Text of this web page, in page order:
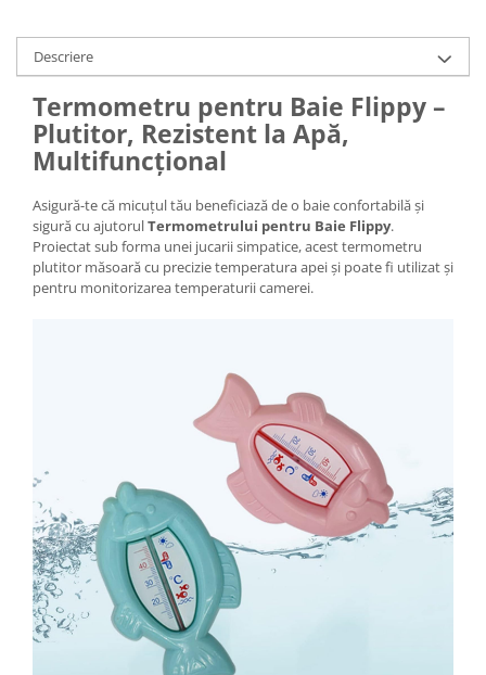
Motocoase, Trimmere si Masini de
tuns gazon
Motocositori cu motoare 2T
Trimmere electrice
Masini de tuns gazon pe benzina
Tractoraș de tuns gazonul
Zootehnie
Incubatoare, oparitoare si
deplumatoare
Masini batut stalpi si accesorii
Roabe & accesorii
Casute gradina si cutii depozitare
Mobilier gradina
Corturi, Prelate si plase de
umbrire
Descriere
Termometru pentru Baie Flippy –
Plutitor, Rezistent la Apă,
Multifuncțional
Asigură-te că micuțul tău beneficiază de o baie confortabilă și
sigură cu ajutorulTermometrului pentru Baie Flippy.
Proiectat sub forma unei jucarii simpatice, acest termometru
plutitor măsoară cu precizie temperatura apei și poate fi utilizat și
pentru monitorizarea temperaturii camerei.